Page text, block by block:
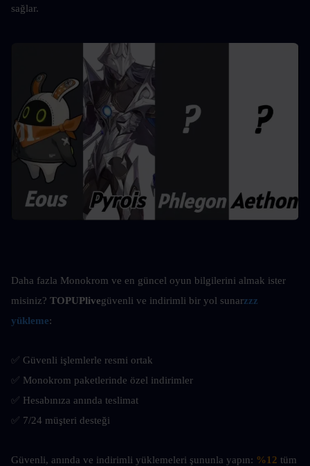
sağlar.
Daha fazla Monokrom ve en güncel oyun bilgilerini almak ister
misiniz? TOPUPlivegüvenli ve indirimli bir yol sunarzzz
yükleme:
✅ Güvenli işlemlerle resmi ortak
✅ Monokrom paketlerinde özel indirimler
✅ Hesabınıza anında teslimat
✅ 7/24 müşteri desteği
Güvenli, anında ve indirimli yüklemeleri şununla yapın: %12 tüm